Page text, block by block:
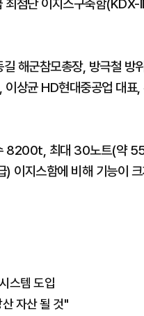
첨단 이지스구축함
해군참모총장, 방극철 방
상균 HD현대중공업 대표
8200t, 최대 30노트(약
지스함에 비해 기능이
스템 도입
자산 될 것"